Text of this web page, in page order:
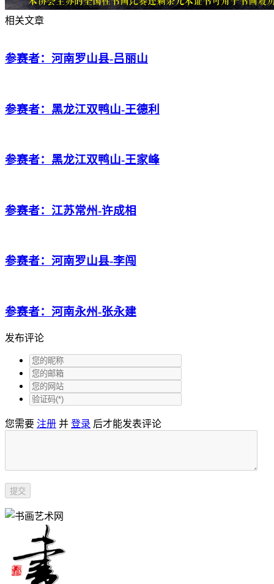
相关文章
参赛者：河南罗山县-吕丽山
参赛者：黑龙江双鸭山-王德利
参赛者：黑龙江双鸭山-王家峰
参赛者：江苏常州-许成相
参赛者：河南罗山县-李闯
参赛者：河南永州-张永建
发布评论
您需要 注册 并 登录 后才能发表评论